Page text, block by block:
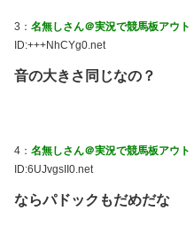
3： 名無しさん＠実況で競馬板アウト
ID:+++NhCYg0.net
音の大きさ同じなの？
4： 名無しさん＠実況で競馬板アウト
ID:6UJvgsII0.net
ならパドックもだめだな